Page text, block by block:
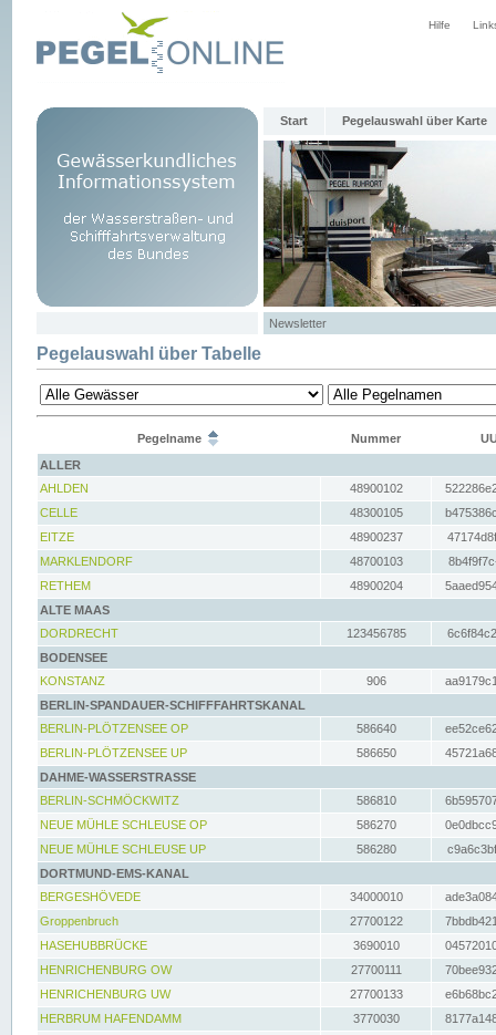
Hilfe
Start Pegelauswahl über Karte
Newsletter
Pegelauswahl über Tabelle
Pegelname Nummer
ALLER
AHLDEN
48900102
CELLE
48300105
EITZE
48900237
MARKLENDORF
48700103
RETHEM
48900204
ALTE MAAS
DORDRECHT
123456785
BODENSEE
KONSTANZ
906
BERLIN-SPANDAUER-SCHIFFFAHRTSKANAL
BERLIN-PLÖTZENSEE OP
586640
BERLIN-PLÖTZENSEE UP
586650
DAHME-WASSERSTRASSE
BERLIN-SCHMÖCKWITZ
586810
NEUE MÜHLE SCHLEUSE OP
586270
NEUE MÜHLE SCHLEUSE UP
586280
DORTMUND-EMS-KANAL
BERGESHÖVEDE
34000010
Groppenbruch
27700122
HASEHUBBRÜCKE
3690010
HENRICHENBURG OW
27700111
HENRICHENBURG UW
27700133
HERBRUM HAFENDAMM
3770030